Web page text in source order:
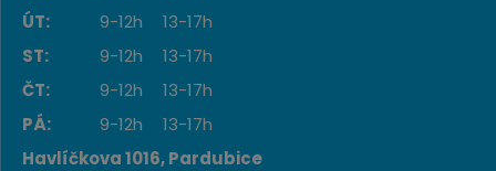
ÚT:
9-12h
13-17h
ST:
9-12h
13-17h
ČT:
9-12h
13-17h
PÁ:
9-12h
13-17h
Havlíčkova 1016, Pardubice